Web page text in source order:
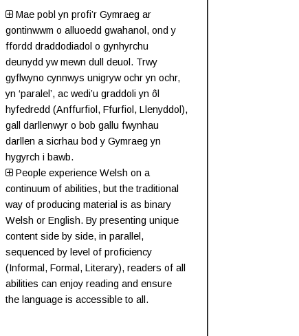
Mae pobl yn profi’r Gymraeg ar
gontinwwm o alluoedd gwahanol, ond y
ffordd draddodiadol o gynhyrchu
deunydd yw mewn dull deuol. Trwy
gyflwyno cynnwys unigryw ochr yn ochr,
yn ‘paralel’, ac wedi’u graddoli yn ôl
hyfedredd (Anffurfiol , Ffurfiol , Llenyddol ),
gall darllenwyr o bob gallu fwynhau
darllen a sicrhau bod y Gymraeg yn
hygyrch i bawb.
People experience Welsh on a
continuum of abilities, but the traditional
way of producing material is as binary
Welsh or English. By presenting unique
content side by side, in parallel,
sequenced by level of proficiency
(Informal , Formal , Literary), readers of all
abilities can enjoy reading and ensure
the language is accessible to all.